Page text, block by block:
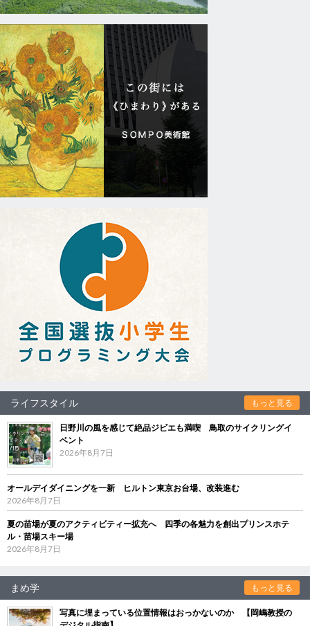
ライフスタイル もっと見る
日野川の風を感じて絶品ジビエも満喫 鳥取のサイクリングイ
ベント
2026年8月7日
オールデイダイニングを一新 ヒルトン東京お台場、改装進む
2026年8月7日
夏の苗場が夏のアクティビティー拡充へ 四季の各魅力を創出プリンスホテ
ル・苗場スキー場
2026年8月7日
まめ学 もっと見る
写真に埋まっている位置情報はおっかないのか 【岡嶋教授の